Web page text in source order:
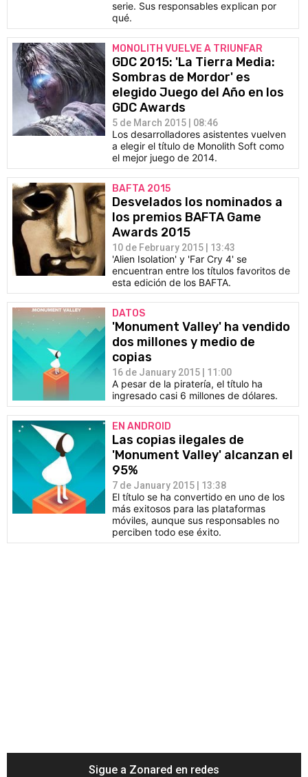
serie. Sus responsables explican por
qué.
MONOLITH VUELVE A TRIUNFAR
GDC 2015: 'La Tierra Media:
Sombras de Mordor' es
elegido Juego del Año en los
GDC Awards
5 de March 2015 | 08:46
Los desarrolladores asistentes vuelven
a elegir el título de Monolith Soft como
el mejor juego de 2014.
BAFTA 2015
Desvelados los nominados a
los premios BAFTA Game
Awards 2015
10 de February 2015 | 13:43
'Alien Isolation' y 'Far Cry 4' se
encuentran entre los títulos favoritos de
esta edición de los BAFTA.
DATOS
'Monument Valley' ha vendido
dos millones y medio de
copias
16 de January 2015 | 11:00
A pesar de la piratería, el título ha
ingresado casi 6 millones de dólares.
EN ANDROID
Las copias ilegales de
'Monument Valley' alcanzan el
95%
7 de January 2015 | 13:38
El título se ha convertido en uno de los
más exitosos para las plataformas
móviles, aunque sus responsables no
perciben todo ese éxito.
Sigue a Zonared en redes